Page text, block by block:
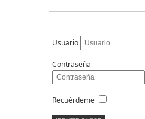
Usuario
Contraseña
Recuérdeme